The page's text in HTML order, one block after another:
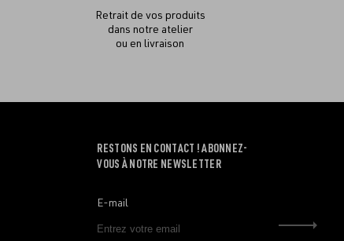
Retrait de vos produits
dans notre atelier
ou en livraison
RESTONS EN CONTACT ! ABONNEZ-
VOUS À NOTRE NEWSLETTER
E-mail